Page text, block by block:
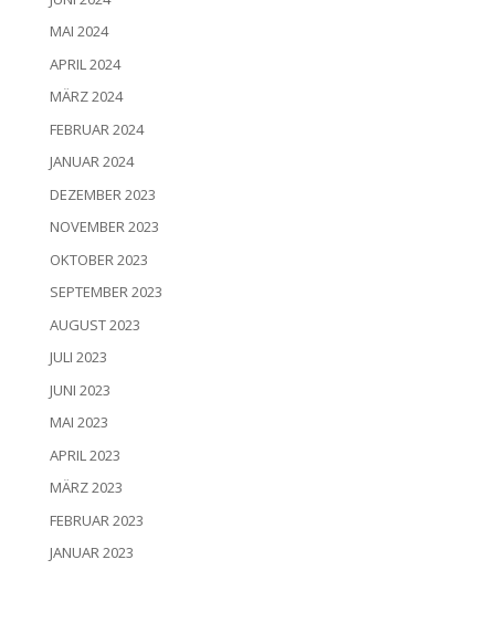
MAI 2024
APRIL 2024
MÄRZ 2024
FEBRUAR 2024
JANUAR 2024
DEZEMBER 2023
NOVEMBER 2023
OKTOBER 2023
SEPTEMBER 2023
AUGUST 2023
JULI 2023
JUNI 2023
MAI 2023
APRIL 2023
MÄRZ 2023
FEBRUAR 2023
JANUAR 2023